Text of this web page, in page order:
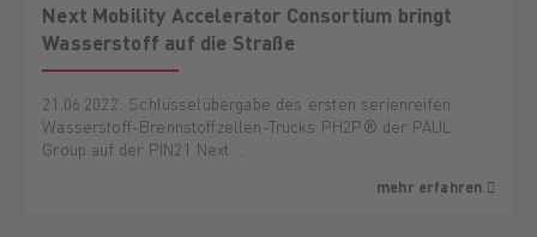
Next Mobility Accelerator Consortium bringt
Wasserstoff auf die Straße
21.06.2022: Schlüsselübergabe des ersten serienreifen
Wasserstoff-Brennstoffzellen-Trucks PH2P® der PAUL
Group auf der PIN21 Next …
mehr erfahren